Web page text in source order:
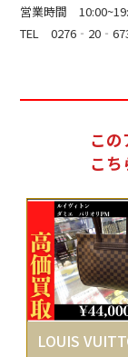
営業時間
TEL
こ
こ
LOUIS